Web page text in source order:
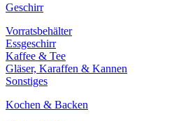
Geschirr
Vorratsbehälter
Essgeschirr
Kaffee & Tee
Gläser, Karaffen & Kannen
Sonstiges
Kochen & Backen